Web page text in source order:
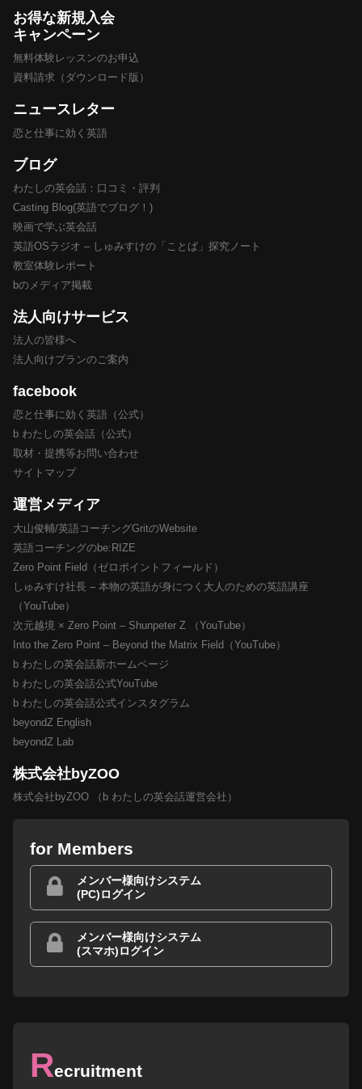
お得な新規入会
キャンペーン
無料体験レッスンのお申込
資料請求（ダウンロード版）
ニュースレター
恋と仕事に効く英語
ブログ
わたしの英会話：口コミ・評判
Casting Blog(英語でブログ！)
映画で学ぶ英会話
英語OSラジオ – しゅみすけの「ことば」探究ノート
教室体験レポート
bのメディア掲載
法人向けサービス
法人の皆様へ
法人向けプランのご案内
facebook
恋と仕事に効く英語（公式）
b わたしの英会話（公式）
取材・提携等お問い合わせ
サイトマップ
運営メディア
大山俊輔/英語コーチングGritのWebsite
英語コーチングのbe:RIZE
Zero Point Field（ゼロポイントフィールド）
しゅみすけ社長 – 本物の英語が身につく大人のための英語講座
（YouTube）
次元越境 × Zero Point – Shunpeter Z （YouTube）
Into the Zero Point – Beyond the Matrix Field（YouTube）
b わたしの英会話新ホームページ
b わたしの英会話公式YouTube
b わたしの英会話公式インスタグラム
beyondZ English
beyondZ Lab
株式会社byZOO
株式会社byZOO （b わたしの英会話運営会社）
for Members
メンバー様向けシステム
(PC)ログイン
メンバー様向けシステム
(スマホ)ログイン
Recruitment